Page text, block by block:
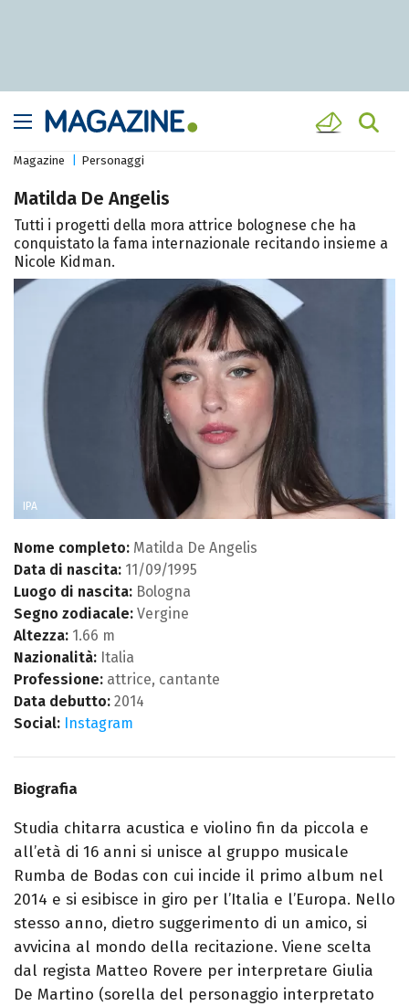
Magazine Personaggi
Matilda De Angelis
Tutti i progetti della mora attrice bolognese che ha
conquistato la fama internazionale recitando insieme a
Nicole Kidman.
IPA
Nome completo: Matilda De Angelis
Data di nascita: 11/09/1995
Luogo di nascita: Bologna
Segno zodiacale: Vergine
Altezza: 1.66 m
Nazionalità: Italia
Professione: attrice, cantante
Data debutto: 2014
Social: Instagram
Biografia
Studia chitarra acustica e violino fin da piccola e
all’età di 16 anni si unisce al gruppo musicale
Rumba de Bodas con cui incide il primo album nel
2014 e si esibisce in giro per l’Italia e l’Europa. Nello
stesso anno, dietro suggerimento di un amico, si
avvicina al mondo della recitazione. Viene scelta
dal regista Matteo Rovere per interpretare Giulia
De Martino (sorella del personaggio interpretato